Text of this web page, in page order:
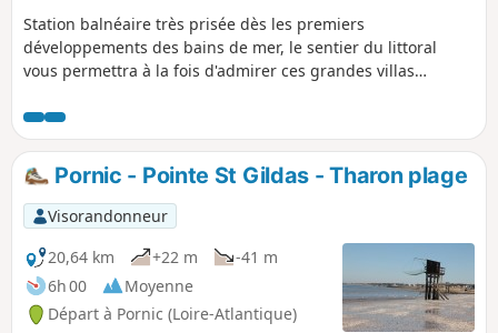
Station balnéaire très prisée dès les premiers
développements des bains de mer, le sentier du littoral
vous permettra à la fois d'admirer ces grandes villas
Jade. Après plusieurs plages, vous aborderez une côte plus
sauvage bordée d'une vaste étendue de lande maritime. Le
retour par l'arrière-pays vous permettra de découvrir le
dédale de sentiers qui permettent de gagner le littoral.
Pornic - Pointe St Gildas - Tharon plage
Visorandonneur
20,64 km
+22 m
-41 m
6h 00
Moyenne
Départ à Pornic (Loire-Atlantique)